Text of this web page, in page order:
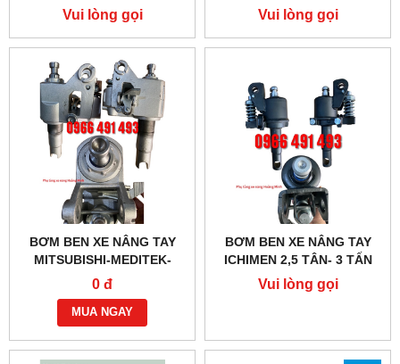
Vui lòng gọi Vui lòng gọi
BƠM BEN XE NÂNG TAY
MITSUBISHI-MEDITEK-
NIULI BF 2,5 TẤN - 3 TẤN
0 đ
MUA NGAY
BƠM BEN XE NÂNG TAY
ICHIMEN 2,5 TÂN- 3 TẤN
Vui lòng gọi